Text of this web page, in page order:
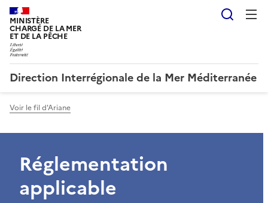
MINISTÈRE
CHARGÉ DE LA MER
ET DE LA PÊCHE
Direction Interrégionale de la Mer Méditerranée
Voir le fil d'Ariane
Réglementation
applicable